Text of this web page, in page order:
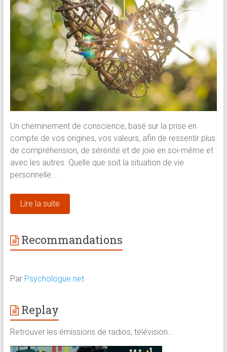
Un cheminement de conscience, basé sur la prise en
compte de vos origines, vos valeurs, afin de ressentir plus
de compréhension, de sérénité et de joie en soi-même et
avec les autres. Quelle que soit la situation de vie
personnelle...
Lire la suite
Recommandations
Par Psychologue.net
Replay
Retrouver les émissions de radios, télévision…